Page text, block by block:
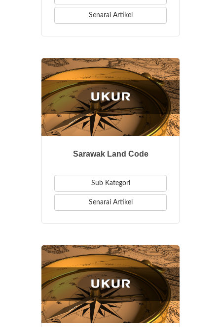
Senarai Artikel
Sarawak Land Code
Sub Kategori
Senarai Artikel